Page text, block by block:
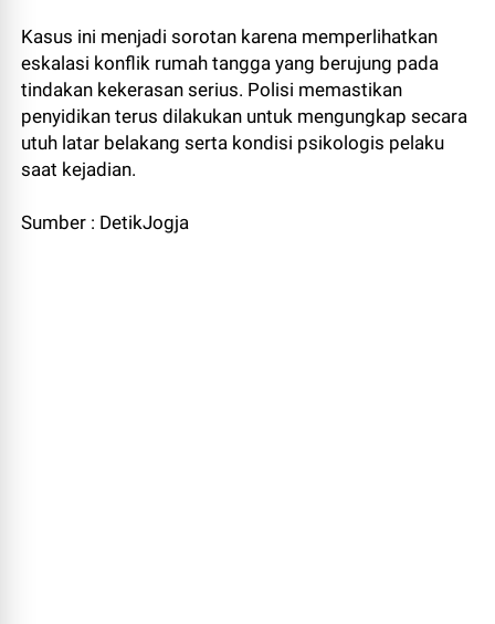
Kasus ini menjadi sorotan karena memperlihatkan
eskalasi konflik rumah tangga yang berujung pada
tindakan kekerasan serius. Polisi memastikan
penyidikan terus dilakukan untuk mengungkap secara
utuh latar belakang serta kondisi psikologis pelaku
saat kejadian.
Sumber : DetikJogja